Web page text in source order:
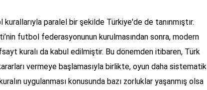
paralel bir şekilde Türkiye'de de tanınmıştır.
futbol federasyonunun kurulmasından sonra, modern
kuralı da kabul edilmiştir. Bu dönemden itibaren, Türk
vermeye başlamasıyla birlikte, oyun daha sistematik
uygulanması konusunda bazı zorluklar yaşanmış olsa